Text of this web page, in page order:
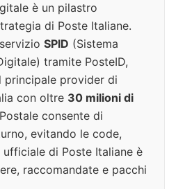
è un pilastro
di Poste Italiane.
SPID (Sistema
tramite PosteID,
principale provider di
con oltre 30 milioni di
consente di
evitando le code,
di Poste Italiane è
raccomandate e pacchi